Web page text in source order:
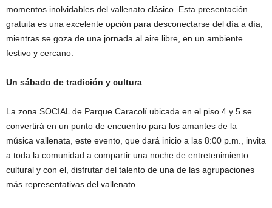
momentos inolvidables del vallenato clásico. Esta presentación
gratuita es una excelente opción para desconectarse del día a día,
mientras se goza de una jornada al aire libre, en un ambiente
festivo y cercano.
Un sábado de tradición y cultura
La zona SOCIAL de Parque Caracolí ubicada en el piso 4 y 5 se
convertirá en un punto de encuentro para los amantes de la
música vallenata, este evento, que dará inicio a las 8:00 p.m., invita
a toda la comunidad a compartir una noche de entretenimiento
cultural y con el, disfrutar del talento de una de las agrupaciones
más representativas del vallenato.